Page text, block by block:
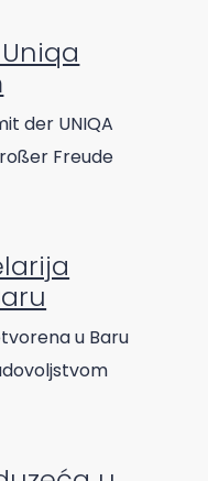
der UNIQA
Freude
u Baru